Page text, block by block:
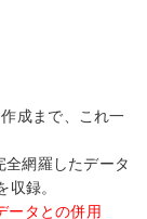
成まで、これ一
網羅したデータ
収録。
ータとの併用